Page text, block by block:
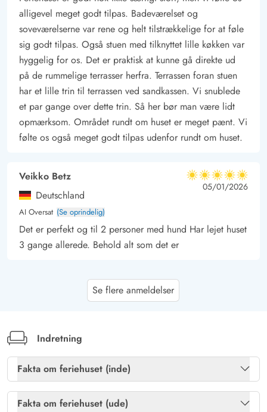
alligevel meget godt tilpas. Badeværelset og
soveværelserne var rene og helt tilstrækkelige for at føle
sig godt tilpas. Også stuen med tilknyttet lille køkken var
hyggelig for os. Det er praktisk at kunne gå direkte ud
på de rummelige terrasser herfra. Terrassen foran stuen
har et lille trin til terrassen ved sandkassen. Vi snublede
et par gange over dette trin. Så her bør man være lidt
opmærksom. Området rundt om huset er meget pænt. Vi
følte os også meget godt tilpas udenfor rundt om huset.
Veikko Betz
Deutschland
AI Oversat (Se oprindelig)
5 ud af 5
5 ud af 5
5 out of 5
05/01/2026
Det er perfekt og til 2 personer med hund Har lejet huset
3 gange allerede. Behold alt som det er
Et kærligt indrettet hus. Det er allerede nogle år
fuld flaske var en overraskelse.
Werner Schlereth
Se flere anmeldelser
Indretning
Fakta om feriehuset (inde)
Brændeovn
Ja
Fakta om feriehuset (ude)